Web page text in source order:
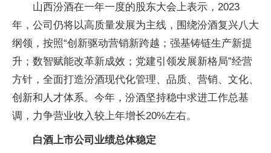
山西汾酒在一年一度的股东大会上表示，2023
年，公司仍将以高质量发展为主线，围绕汾酒复兴八大
纲领，按照“创新驱动营销新跨越；强基铸链生产新提
升；数智赋能改革新成效；党建引领发展新格局”经营
方针，全面打造汾酒现代化管理、品质、营销、文化、
创新和人才体系。今年，汾酒坚持稳中求进工作总基
调，力争营业收入较上年增长20%左右。
白酒上市公司业绩总体稳定